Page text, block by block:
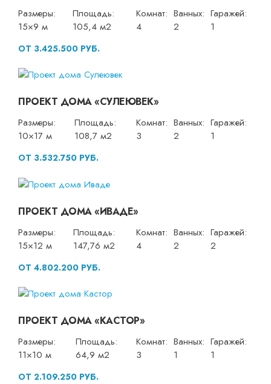
Размеры:
15×9 м
Площадь:
105,4 м2
Комнат:
4
Ванных:
2
Гаражей:
1
ОТ 3.425.500 РУБ.
ПРОЕКТ ДОМА «СУЛЕЮВЕК»
Размеры:
10×17 м
Площадь:
108,7 м2
Комнат:
3
Ванных:
2
Гаражей:
1
ОТ 3.532.750 РУБ.
ПРОЕКТ ДОМА «ИВАДЕ»
Размеры:
15×12 м
Площадь:
147,76 м2
Комнат:
4
Ванных:
2
Гаражей:
2
ОТ 4.802.200 РУБ.
ПРОЕКТ ДОМА «КАСТОР»
Размеры:
11×10 м
Площадь:
64,9 м2
Комнат:
3
Ванных:
1
Гаражей:
1
ОТ 2.109.250 РУБ.